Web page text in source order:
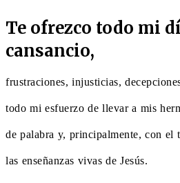
Te ofrezco todo mi
cansancio,
frustraciones, injusticias,
todo mi esfuerzo de llevar a mis
de palabra y, principalmente, con el
las enseñanzas vivas de Jesús.